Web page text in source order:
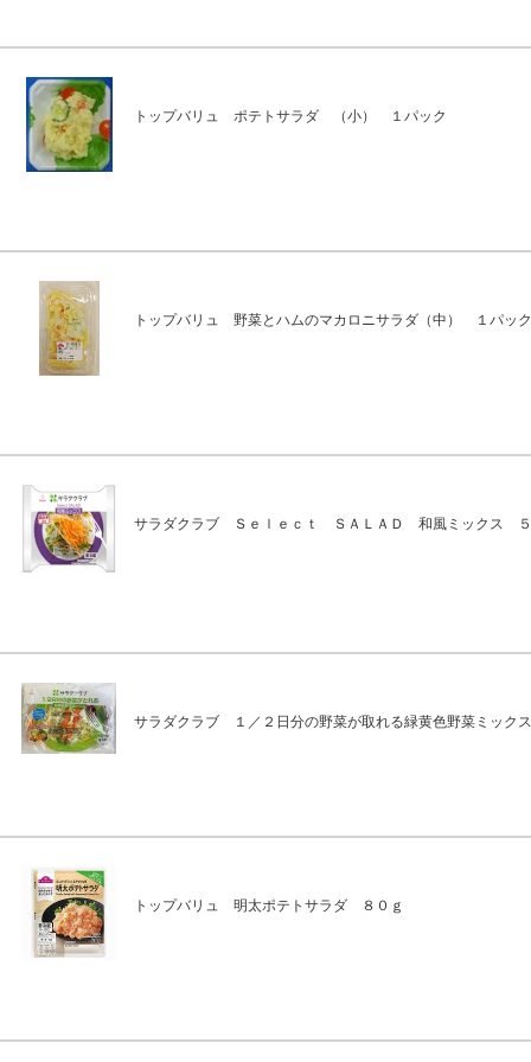
トップバリュ ポテトサラダ （小） １パック
トップバリュ 野菜とハムのマカロニサラダ（中） １パック
サラダクラブ Ｓｅｌｅｃｔ ＳＡＬＡＤ 和風ミックス ５
サラダクラブ １／２日分の野菜が取れる緑黄色野菜ミック
トップバリュ 明太ポテトサラダ ８０ｇ